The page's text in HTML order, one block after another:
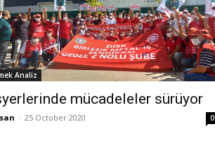
Analiz
mücadeleler sürüyor
- 25 October 2020 0